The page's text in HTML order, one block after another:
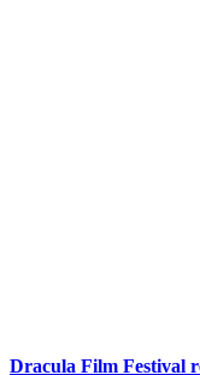
Dracula Film Festival